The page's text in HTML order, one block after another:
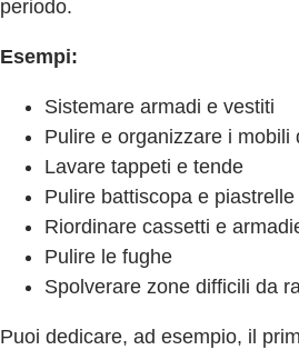
periodo.
Esempi:
Sistemare armadi e vestiti
Pulire e organizzare i mobili
Lavare tappeti e tende
Pulire battiscopa e piastrelle
Riordinare cassetti e
Pulire le fughe
Spolverare zone difficili da
Puoi dedicare, ad esempio, il